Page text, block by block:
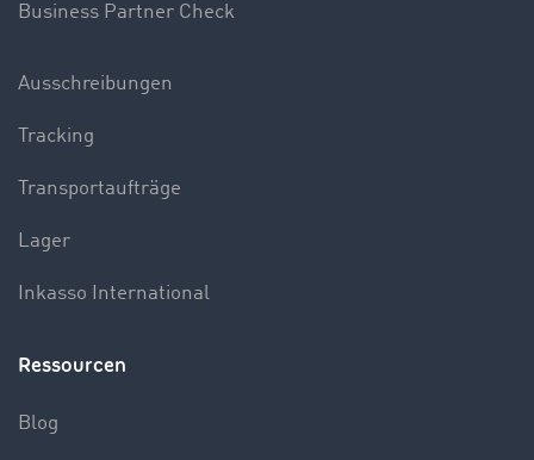
Business Partner Check
Ausschreibungen
Tracking
Transportaufträge
Lager
Inkasso International
Ressourcen
Blog